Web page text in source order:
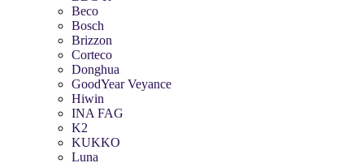
Beco
Bosch
Brizzon
Corteco
Donghua
GoodYear Veyance
Hiwin
INA FAG
K2
KUKKO
Luna